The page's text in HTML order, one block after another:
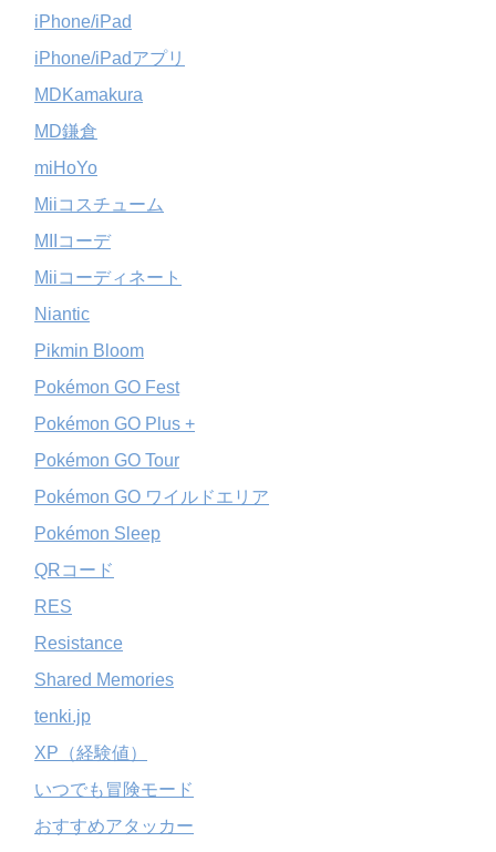
iPhone/iPad
iPhone/iPadアプリ
MDKamakura
MD鎌倉
miHoYo
Miiコスチューム
MIIコーデ
Miiコーディネート
Niantic
Pikmin Bloom
Pokémon GO Fest
Pokémon GO Plus +
Pokémon GO Tour
Pokémon GO ワイルドエリア
Pokémon Sleep
QRコード
RES
Resistance
Shared Memories
tenki.jp
XP（経験値）
いつでも冒険モード
おすすめアタッカー